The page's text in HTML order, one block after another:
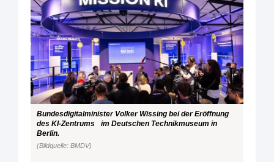
Bundesdigitalminister Volker Wissing bei der Eröffnung
des KI-Zentrums im Deutschen Technikmuseum in
Berlin.
(Bildquelle: BMDV)